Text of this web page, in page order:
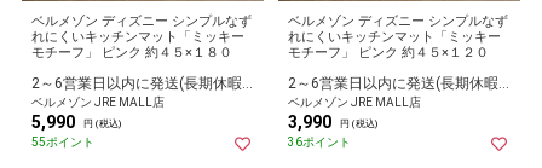
ベルメゾン ディズニー シンプルなず
れにくいキッチンマット「ミッキー
モチーフ」 ピンク 約４５×１８０
ベルメゾン JRE MALL店
5,990 円 (税込)
55ポイント
ベルメゾン ディズニー シンプルなず
れにくいキッチンマット「ミッキー
モチーフ」 ピンク 約４５×１２０
ベルメゾン JRE MALL店
3,990 円 (税込)
36ポイント